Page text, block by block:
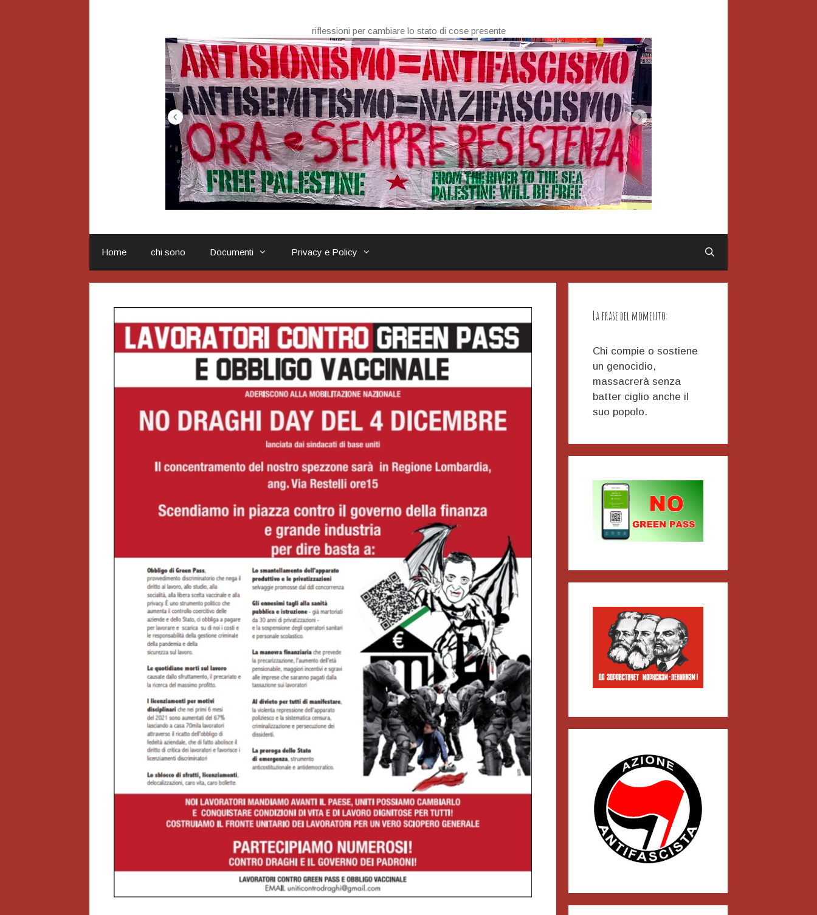
riflessioni per cambiare lo stato di cose presente
Home chi sono Documenti Privacy e Policy
La frase del momento:
Chi compie o sostiene
un genocidio,
massacrerà senza
batter ciglio anche il
suo popolo.